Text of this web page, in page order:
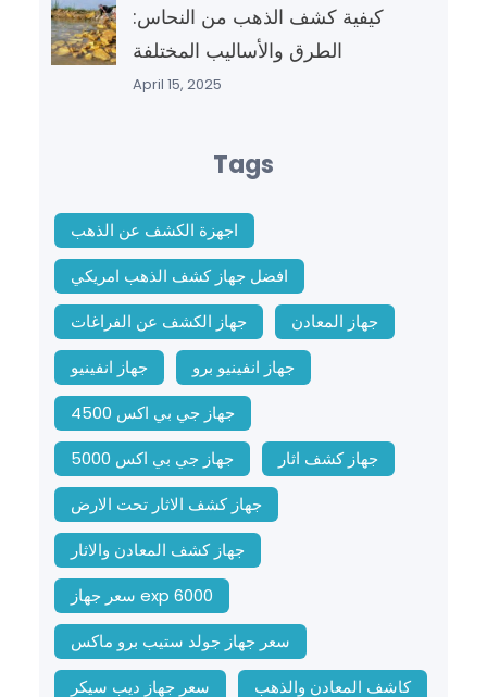
كيفية كشف الذهب من النحاس:
الطرق والأساليب المختلفة
April 15, 2025
Tags
اجهزة الكشف عن الذهب
افضل جهاز كشف الذهب امريكي
جهاز الكشف عن الفراغات
جهاز المعادن
جهاز انفينيو
جهاز انفينيو برو
جهاز جي بي اكس 4500
جهاز جي بي اكس 5000
جهاز كشف اثار
جهاز كشف الاثار تحت الارض
جهاز كشف المعادن والاثار
سعر جهاز exp 6000
سعر جهاز جولد ستيب برو ماكس
سعر جهاز ديب سيكر
كاشف المعادن والذهب